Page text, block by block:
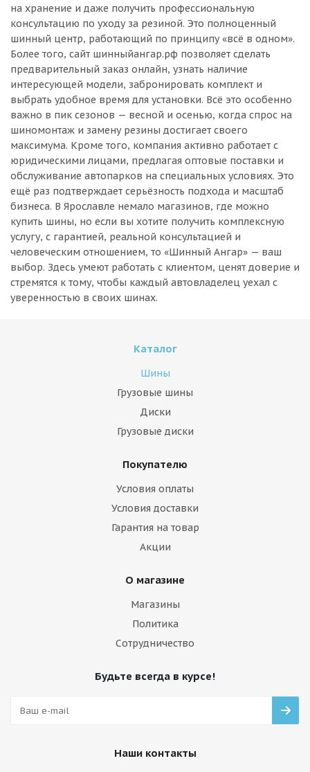
на хранение и даже получить профессиональную
консультацию по уходу за резиной. Это полноценный
шинный центр, работающий по принципу «всё в одном».
Более того, сайт шинныйангар.рф позволяет сделать
предварительный заказ онлайн, узнать наличие
интересующей модели, забронировать комплект и
выбрать удобное время для установки. Всё это особенно
важно в пик сезонов — весной и осенью, когда спрос на
шиномонтаж и замену резины достигает своего
максимума. Кроме того, компания активно работает с
юридическими лицами, предлагая оптовые поставки и
обслуживание автопарков на специальных условиях. Это
ещё раз подтверждает серьёзность подхода и масштаб
бизнеса. В Ярославле немало магазинов, где можно
купить шины, но если вы хотите получить комплексную
услугу, с гарантией, реальной консультацией и
человеческим отношением, то «Шинный Ангар» — ваш
выбор. Здесь умеют работать с клиентом, ценят доверие и
стремятся к тому, чтобы каждый автовладелец уехал с
уверенностью в своих шинах.
Каталог
Шины
Грузовые шины
Диски
Грузовые диски
Покупателю
Условия оплаты
Условия доставки
Гарантия на товар
Акции
О магазине
Магазины
Политика
Сотрудничество
Будьте всегда в курсе!
Наши контакты